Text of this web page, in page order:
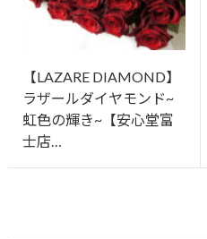
【LAZARE DIAMOND】
ラザールダイヤモンド~
虹色の輝き~【安心堂富
士店…